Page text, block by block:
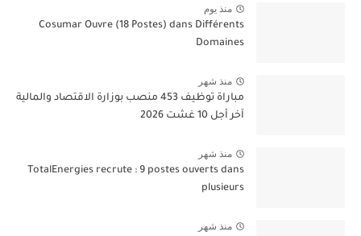
منذ يوم
Cosumar Ouvre (18 Postes) dans Différents
Domaines
منذ شهر
مباراة توظيف 453 منصب بوزارة الاقتصاد والمالية
آخر أجل 10 غشت 2026
منذ شهر
TotalEnergies recrute : 9 postes ouverts dans
plusieurs
منذ شهر